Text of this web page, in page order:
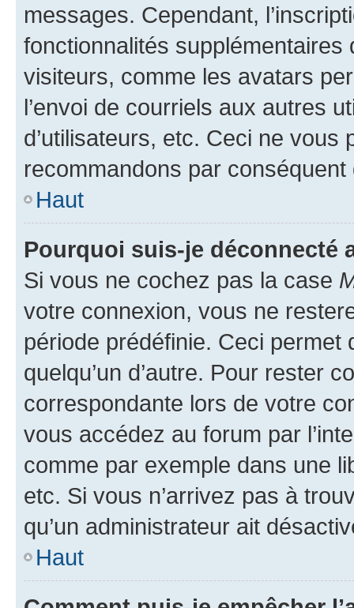
messages. Cependant,
fonctionnalités
visiteurs, comme les avatars
l’envoi de courriels aux autres
d’utilisateurs, etc. Ceci ne vous
recommandons par conséquent
Haut
Pourquoi suis-je déconnecté
Si vous ne cochez pas la case
votre connexion, vous ne
période prédéfinie. Ceci permet
quelqu’un d’autre. Pour rester
correspondante lors de votre
vous accédez au forum par
comme par exemple dans une
etc. Si vous n’arrivez pas à
qu’un administrateur ait
Haut